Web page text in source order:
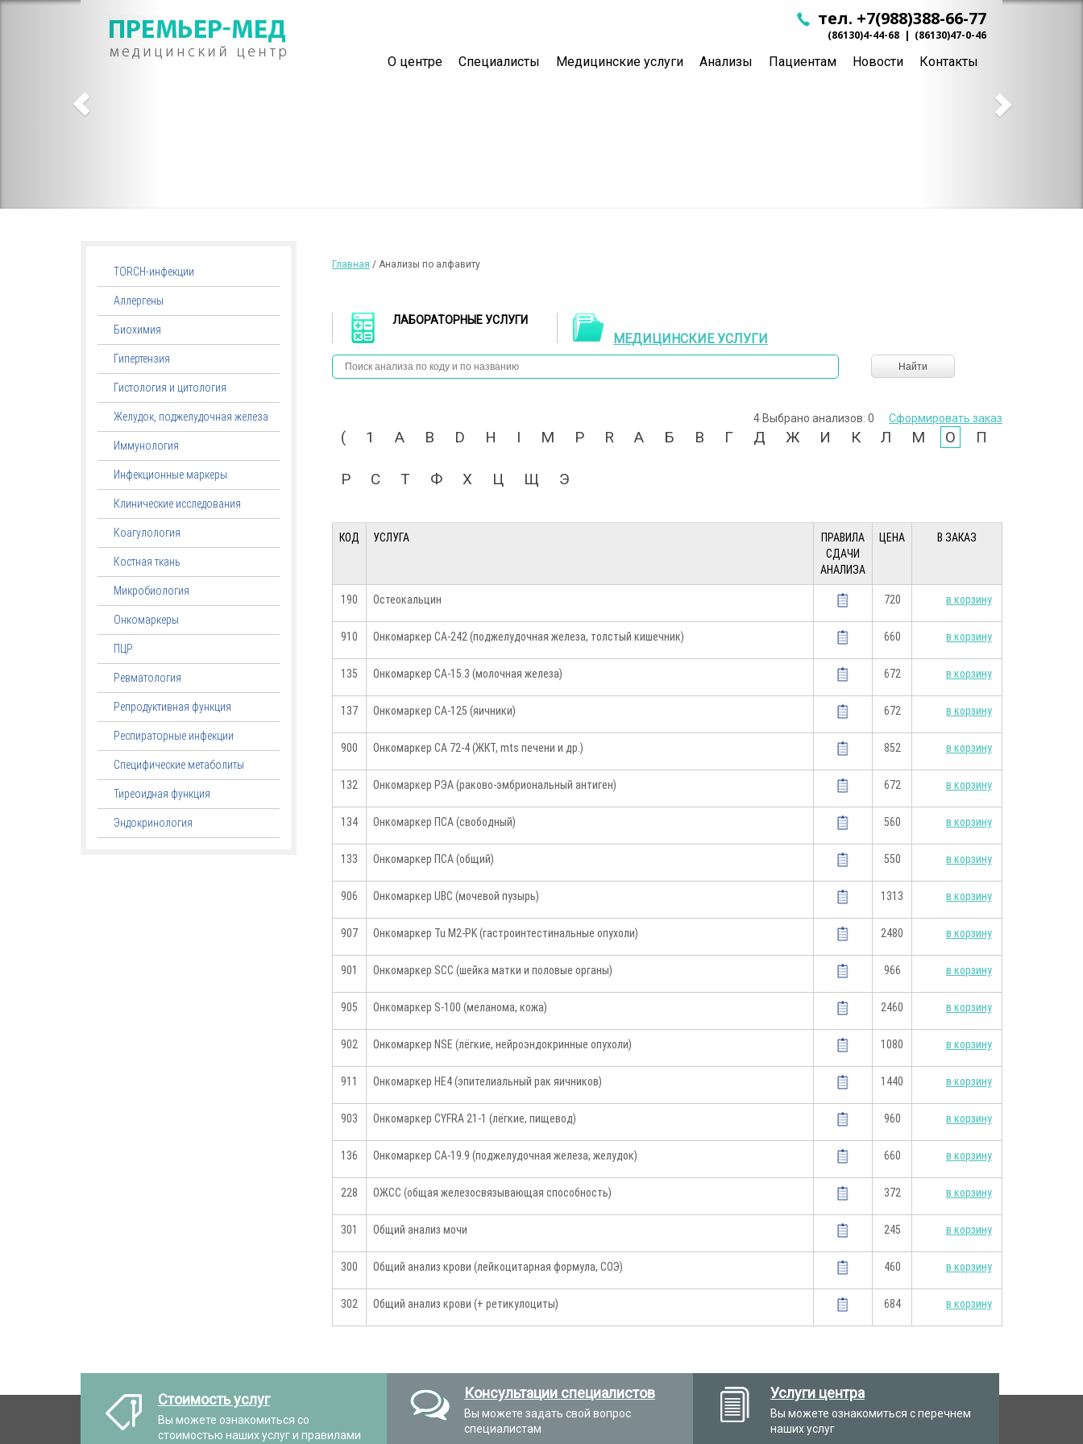
тел. +7(988)388-66-77
(86130)4-44-68 | (86130)47-0-46
О центре Специалисты Медицинские услуги Анализы Пациентам Новости Контакты
TORCH-инфекции
Аллергены
Биохимия
Гипертензия
Гистология и цитология
Желудок, поджелудочная железа
Иммунология
Инфекционные маркеры
Клинические исследования
Коагулология
Костная ткань
Микробиология
Онкомаркеры
ПЦР
Ревматология
Репродуктивная функция
Респираторные инфекции
Специфические метаболиты
Тиреоидная функция
Эндокринология
Главная / Анализы по алфавиту
МЕДИЦИНСКИЕ УСЛУГИ
ЛАБОРАТОРНЫЕ УСЛУГИ
Найти
4 Выбрано анализов: 0 Сформировать заказ
( 1 A B D H I M P R А Б В Г Д Ж И К Л М О П
Р С Т Ф Х Ц Щ Э
КОД УСЛУГА
ПРАВИЛА
СДАЧИ
АНАЛИЗА
ЦЕНА В ЗАКАЗ
190 Остеокальцин 720 в корзину
910 Онкомаркер СА-242 (поджелудочная железа, толстый кишечник) 660 в корзину
135 Онкомаркер СА-15.3 (молочная железа) 672 в корзину
137 Онкомаркер СА-125 (яичники) 672 в корзину
900 Онкомаркер СА 72-4 (ЖКТ, mts печени и др.) 852 в корзину
132 Онкомаркер РЭА (раково-эмбриональный антиген) 672 в корзину
134 Онкомаркер ПСА (свободный) 560 в корзину
133 Онкомаркер ПСА (общий) 550 в корзину
906 Онкомаркер UBC (мочевой пузырь) 1313 в корзину
907 Онкомаркер Tu M2-PK (гастроинтестинальные опухоли) 2480 в корзину
901 Онкомаркер SCC (шейка матки и половые органы) 966 в корзину
905 Онкомаркер S-100 (меланома, кожа) 2460 в корзину
902 Онкомаркер NSE (лёгкие, нейроэндокринные опухоли) 1080 в корзину
911 Онкомаркер HE4 (эпителиальный рак яичников) 1440 в корзину
903 Онкомаркер CYFRA 21-1 (лёгкие, пищевод) 960 в корзину
136 Онкомаркер CA-19.9 (поджелудочная железа, желудок) 660 в корзину
228 ОЖСС (общая железосвязывающая способность) 372 в корзину
301 Общий анализ мочи 245 в корзину
300 Общий анализ крови (лейкоцитарная формула, СОЭ) 460 в корзину
302 Общий анализ крови (+ ретикулоциты) 684 в корзину
Стоимость услуг
Вы можете ознакомиться со
стоимостью наших услуг и правилами
Консультации специалистов
Вы можете задать свой вопрос
специалистам
Услуги центра
Вы можете ознакомиться с перечнем
наших услуг